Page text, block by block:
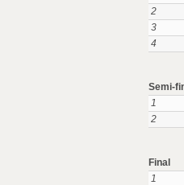
2
3
4
Semi-
1
2
Final
1